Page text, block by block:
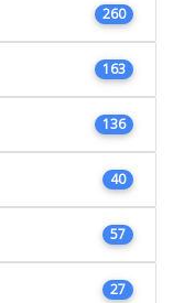
260
163
136
40
57
27